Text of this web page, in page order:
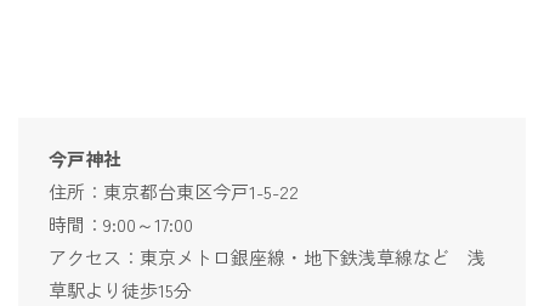
今戸神社
住所：東京都台東区今戸1-5-22
時間：9:00～17:00
アクセス：東京メトロ銀座線・地下鉄浅草線など 浅
草駅より徒歩15分